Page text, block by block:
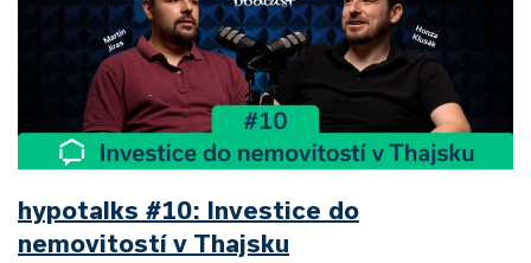
hypotalks #10: Investice do
nemovitostí v Thajsku